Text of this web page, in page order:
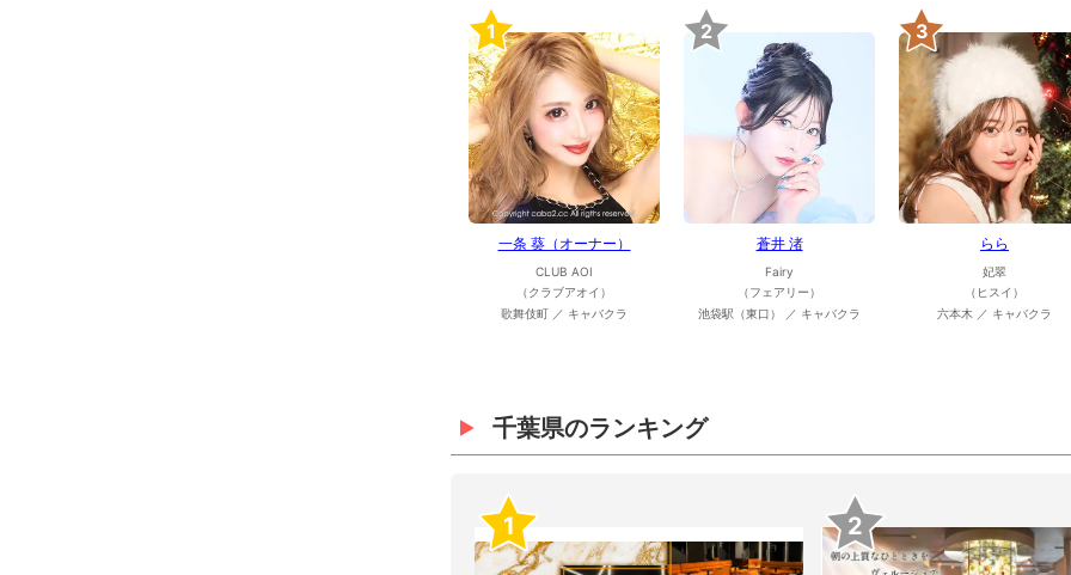
1
一条 葵（オーナー）
CLUB AOI
（クラブアオイ）
歌舞伎町 ／ キャバクラ
2
蒼井 渚
Fairy
（フェアリー）
池袋駅（東口） ／ キャバクラ
3
らら
妃翠
（ヒスイ）
六本木 ／ キャバクラ
千葉県のランキング
1 2